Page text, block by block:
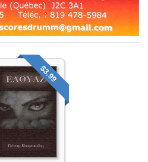
$3.99